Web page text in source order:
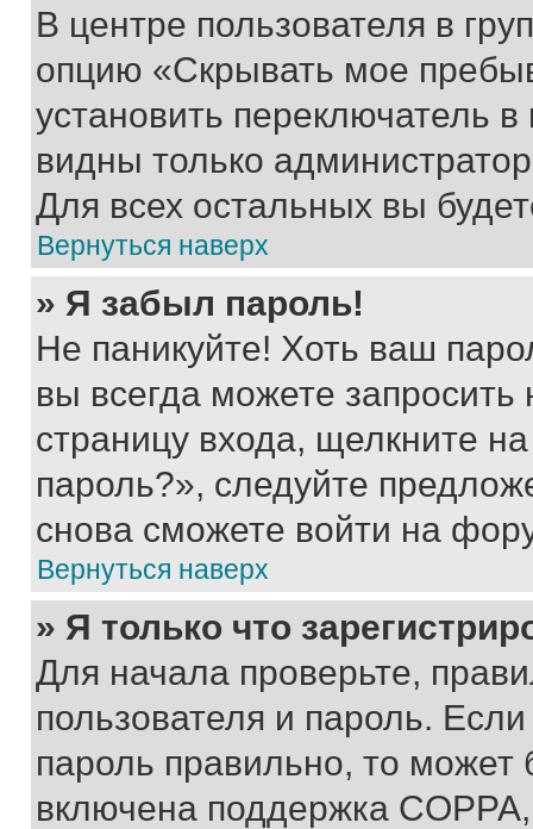
В центре пользователя в
опцию «Скрывать мое
установить переключатель
видны только
Для всех остальных вы
Вернуться наверх
» Я забыл пароль!
Не паникуйте! Хоть ваш
вы всегда можете
страницу входа, щелкните
пароль?», следуйте
снова сможете войти на
Вернуться наверх
» Я только что
Для начала проверьте,
пользователя и пароль.
пароль правильно, то может
включена поддержка